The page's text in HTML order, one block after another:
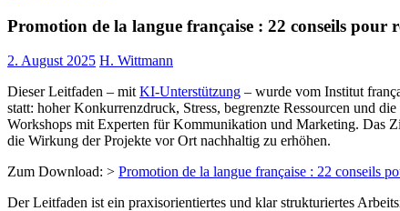
Promotion de la langue française : 22 conseils pour
2. August 2025 H. Wittmann
Dieser Leitfaden – mitKI-Unterstützung – wurde vom Institut
statt: hoher Konkurrenzdruck, Stress, begrenzte Ressourcen und
Workshops mit Experten für Kommunikation und Marketing. Das
die Wirkung der Projekte vor Ort nachhaltig zu erhöhen.
Zum Download: > Promotion de la langue française : 22 conseils
Der Leitfaden ist ein praxisorientiertes und klar strukturiertes